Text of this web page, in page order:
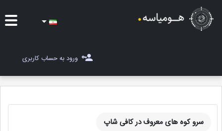
مجله هومیاسه
ورود به حساب کاربری
سرو کوه های معروف در کافی شاپ